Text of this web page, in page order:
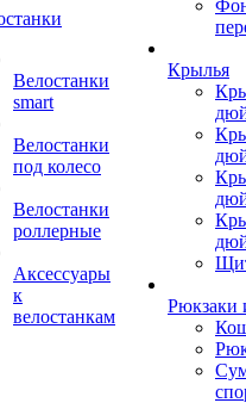
Велостанки
smart
Велостанки
под колесо
Велостанки
роллерные
Аксессуары
к
велостанкам
Крылья
Рюкзаки